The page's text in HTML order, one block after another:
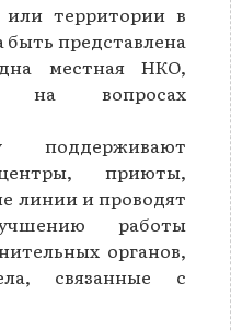
территории в
представлена
местная НКО,
на вопросах
приюты,
линии и проводят
работы
органов,
связанные с